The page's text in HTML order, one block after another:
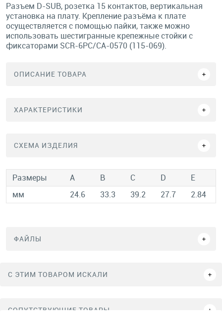
Разъем D-SUB, розетка 15 контактов, вертикальная
установка на плату. Крепление разъёма к плате
осуществляется с помощью пайки, также можно
использовать шестигранные крепежные стойки с
фиксаторами SCR-6PC/CA-0570 (115-069).
ОПИСАНИЕ ТОВАРА
ХАРАКТЕРИСТИКИ
СХЕМА ИЗДЕЛИЯ
Размеры A B C D
E
мм
24.6 33.3 39.2 27.7 2.84
ФАЙЛЫ
C ЭТИМ ТОВАРОМ ИСКАЛИ
СОПУТСТВУЮЩИЕ ТОВАРЫ